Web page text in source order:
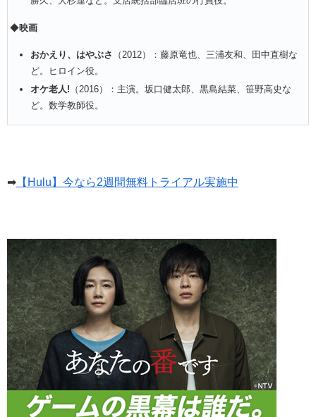
◆映画
おかえり、はやぶさ
（2012）：藤原竜也、三浦友和、田中直樹な
ど。ヒロイン役。
オケ老人! （2016）：主演。坂口健太郎、黒島結菜、笹野高史な
ど。数学教師役。
➡ 【Hulu】今なら2週間無料トライアル実施中